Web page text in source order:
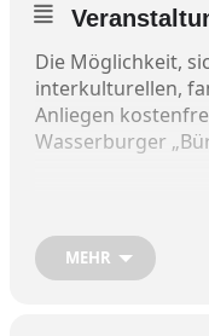
Die Möglichkeit,
interkulturellen,
Anliegen
Wasserburger
MEHR